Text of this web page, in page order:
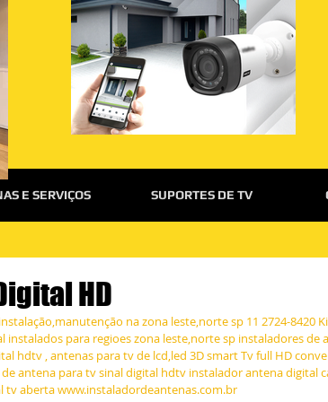
E SERVIÇOS SUPORTES DE TV
HD
na zona leste,norte sp 11 2724-8420
instalados para regioes zona leste,norte sp instaladores de
hdtv , antenas para tv de lcd,led 3D smart Tv full HD
antena para tv sinal digital hdtv instalador antena digital
tv aberta www.instaladordeantenas.com.br